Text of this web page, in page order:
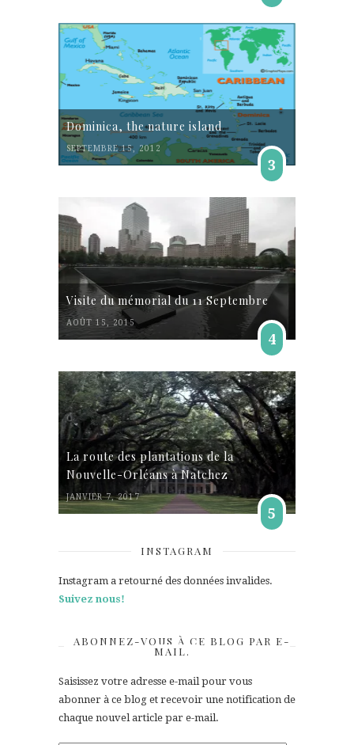
Dominica, the nature island
SEPTEMBRE 15, 2012
3
Visite du mémorial du 11 Septembre
AOÛT 15, 2015
4
La route des plantations de la
Nouvelle-Orléans à Natchez
JANVIER 7, 2017
5
INSTAGRAM
Instagram a retourné des données invalides.
Suivez nous!
ABONNEZ-VOUS À CE BLOG PAR E-
MAIL.
Saisissez votre adresse e-mail pour vous
abonner à ce blog et recevoir une notification de
chaque nouvel article par e-mail.